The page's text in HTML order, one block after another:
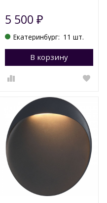
Перейти в корзину
5 500 ₽
Екатеринбург: 11 шт.
В корзину